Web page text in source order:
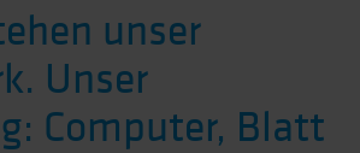
unser
Unser
Computer, Blatt